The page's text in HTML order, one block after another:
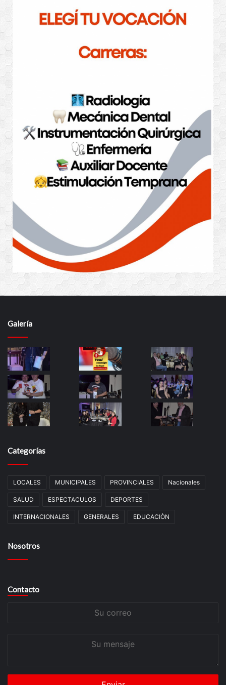
Galería
Categorías
LOCALES MUNICIPALES PROVINCIALES Nacionales
SALUD ESPECTACULOS DEPORTES
INTERNACIONALES GENERALES EDUCACIÒN
Nosotros
Contacto